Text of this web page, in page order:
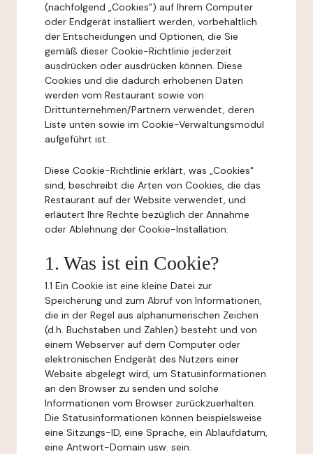
(nachfolgend „Cookies") auf Ihrem Computer
oder Endgerät installiert werden, vorbehaltlich
der Entscheidungen und Optionen, die Sie
gemäß dieser Cookie-Richtlinie jederzeit
ausdrücken oder ausdrücken können. Diese
Cookies und die dadurch erhobenen Daten
werden vom Restaurant sowie von
Drittunternehmen/Partnern verwendet, deren
Liste unten sowie im Cookie-Verwaltungsmodul
aufgeführt ist.
Diese Cookie-Richtlinie erklärt, was „Cookies"
sind, beschreibt die Arten von Cookies, die das
Restaurant auf der Website verwendet, und
erläutert Ihre Rechte bezüglich der Annahme
oder Ablehnung der Cookie-Installation.
1. Was ist ein Cookie?
1.1 Ein Cookie ist eine kleine Datei zur
Speicherung und zum Abruf von Informationen,
die in der Regel aus alphanumerischen Zeichen
(d.h. Buchstaben und Zahlen) besteht und von
einem Webserver auf dem Computer oder
elektronischen Endgerät des Nutzers einer
Website abgelegt wird, um Statusinformationen
an den Browser zu senden und solche
Informationen vom Browser zurückzuerhalten.
Die Statusinformationen können beispielsweise
eine Sitzungs-ID, eine Sprache, ein Ablaufdatum,
eine Antwort-Domain usw. sein.